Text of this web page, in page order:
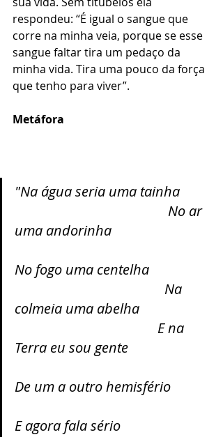
respondeu: “É igual o sangue que
corre na minha veia, porque se esse
sangue faltar tira um pedaço da
minha vida. Tira uma pouco da força
que tenho para viver”.
Metáfora
"Na água seria uma tainha
                                            No ar
uma andorinha
No fogo uma centelha
                                           Na
colmeia uma abelha
                                         E na
Terra eu sou gente
De um a outro hemisfério
E agora fala sério